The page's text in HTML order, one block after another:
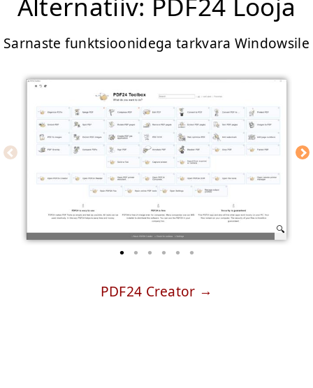
Sarnaste funktsioonidega tarkvara Windowsile
PDF24 Creator